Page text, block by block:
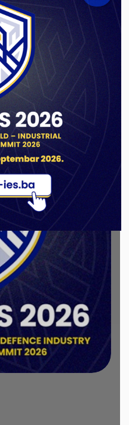
TK M71
industry
exporter of weapons
and Herzegovina.